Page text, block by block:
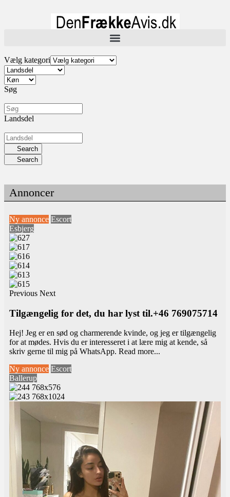
Vælg kategori
Søg
Landsdel
Search
Search
Annoncer
Ny annonce Escort
Esbjerg
Previous Next
Tilgængelig for det, du har lyst til.+46 769075714
Hej! Jeg er en sød og charmerende kvinde, og jeg er tilgængelig
for at mødes. Hvis du er interesseret i at lære mig at kende, så
skriv gerne til mig på WhatsApp. Read more...
Ny annonce Escort
Ballerup